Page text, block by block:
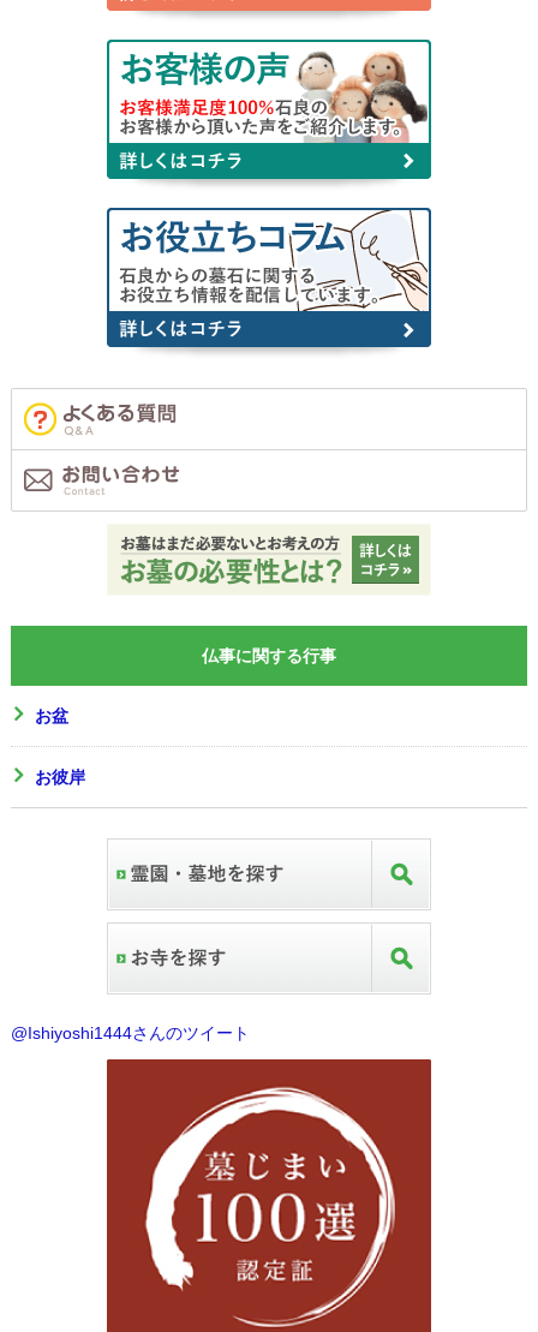
仏事に関する行事
お盆
お彼岸
@Ishiyoshi1444さんのツイート